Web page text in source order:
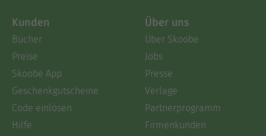
Kunden
Bücher
Preise
Skoobe App
Geschenkgutscheine
Code einlösen
Hilfe
Über uns
Über Skoobe
Jobs
Presse
Verlage
Partnerprogramm
Firmenkunden